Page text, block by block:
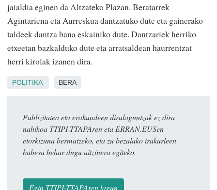
jaialdia eginen da Altzateko Plazan. Beratarrek
Agintariena eta Aurreskua dantzatuko dute eta gainerako
taldeek dantza bana eskainiko dute. Dantzariek herriko
etxeetan bazkalduko dute eta arratsaldean haurrentzat
herri kirolak izanen dira.
POLITIKA BERA
Publizitatea eta erakundeen dirulaguntzak ez dira
nahikoa TTIPI-TTAPAren eta ERRAN.EUSen
etorkizuna bermatzeko, eta zu bezalako irakurleen
babesa behar dugu aitzinera egiteko.
Egin TTIPI-TTAPAren lagun